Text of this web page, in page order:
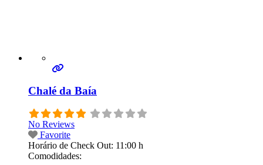
Chalé da Baía
No Reviews
Favorite
Horário de Check Out: 11:00 h
Comodidades: